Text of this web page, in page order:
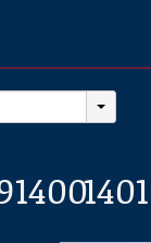
14001401